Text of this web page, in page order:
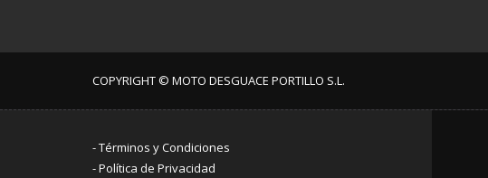
COPYRIGHT © MOTO DESGUACE PORTILLO S.L.
-Términos y Condiciones
-Política de Privacidad